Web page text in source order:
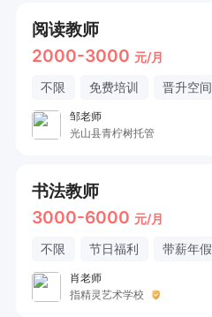
阅读教师
2000-3000 元/月
不限 免费培训 晋升空间
邹老师
光山县青柠树托管
书法教师
3000-6000 元/月
不限 节日福利 带薪年假
肖老师
指精灵艺术学校